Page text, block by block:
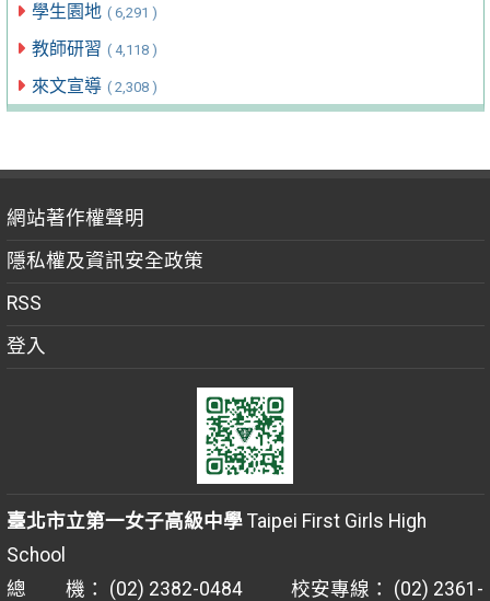
學生園地 ( 6,291 )
教師研習 ( 4,118 )
來文宣導 ( 2,308 )
網站著作權聲明
隱私權及資訊安全政策
RSS
登入
臺北市立第一女子高級中學Taipei First Girls High
School
總 機： (02) 2382-0484 校安專線： (02) 2361-